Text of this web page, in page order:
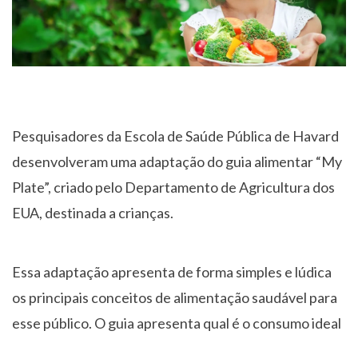
Pesquisadores da Escola de Saúde Pública de Havard
desenvolveram uma adaptação do guia alimentar “My
Plate”, criado pelo Departamento de Agricultura dos
EUA, destinada a crianças.
Essa adaptação apresenta de forma simples e lúdica
os principais conceitos de alimentação saudável para
esse público. O guia apresenta qual é o consumo ideal